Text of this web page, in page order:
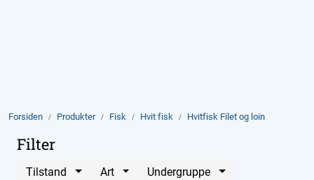
Forsiden Produkter Fisk Hvit fisk Hvitfisk Filet og loin
Filter
Tilstand Art Undergruppe
Kontakt oss